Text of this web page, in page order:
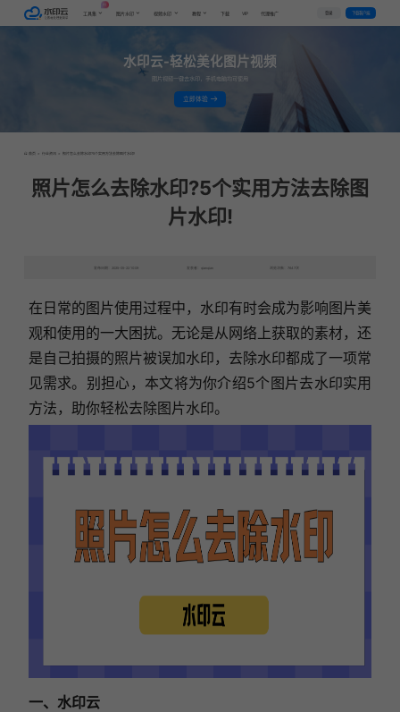
工具集 图片水印 视频水印 教程 下载 VIP 代理推广 登录 下载客户端
水印云-轻松美化图片视频
图片视频一键去水印，手机电脑均可使用
立即体验
首页 > 行业资讯 > 照片怎么去除水印?5个实用方法去除图片水印!
照片怎么去除水印?5个实用方法去除图
片水印!
发布日期：2025-05-22 10:09 发表者：qianqian 浏览次数：7647次
在日常的图片使用过程中，水印有时会成为影响图片美
观和使用的一大困扰。无论是从网络上获取的素材，还
是自己拍摄的照片被误加水印，去除水印都成了一项常
见需求。别担心，本文将为你介绍5个图片去水印实用
方法，助你轻松去除图片水印。
一、水印云